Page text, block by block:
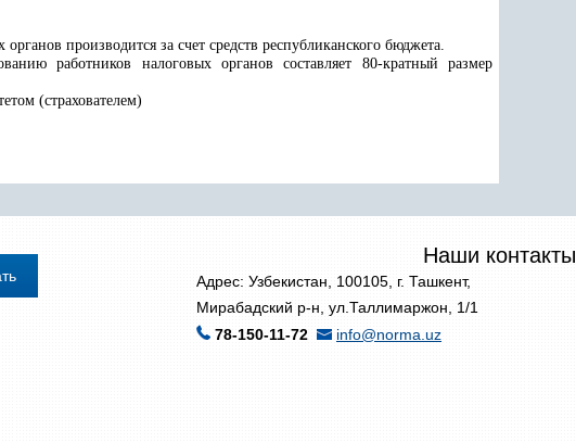
производится за счет средств республиканского бюджета.
работников налоговых органов составляет 80-кратный размер
(страхователем)
Наши контакты
Адрес: Узбекистан, 100105, г. Ташкент,
Мирабадский р-н, ул.Таллимаржон, 1/1
78-150-11-72
info@norma.uz